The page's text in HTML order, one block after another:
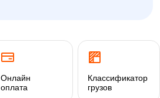
Онлайн
оплата
Классификатор
грузов